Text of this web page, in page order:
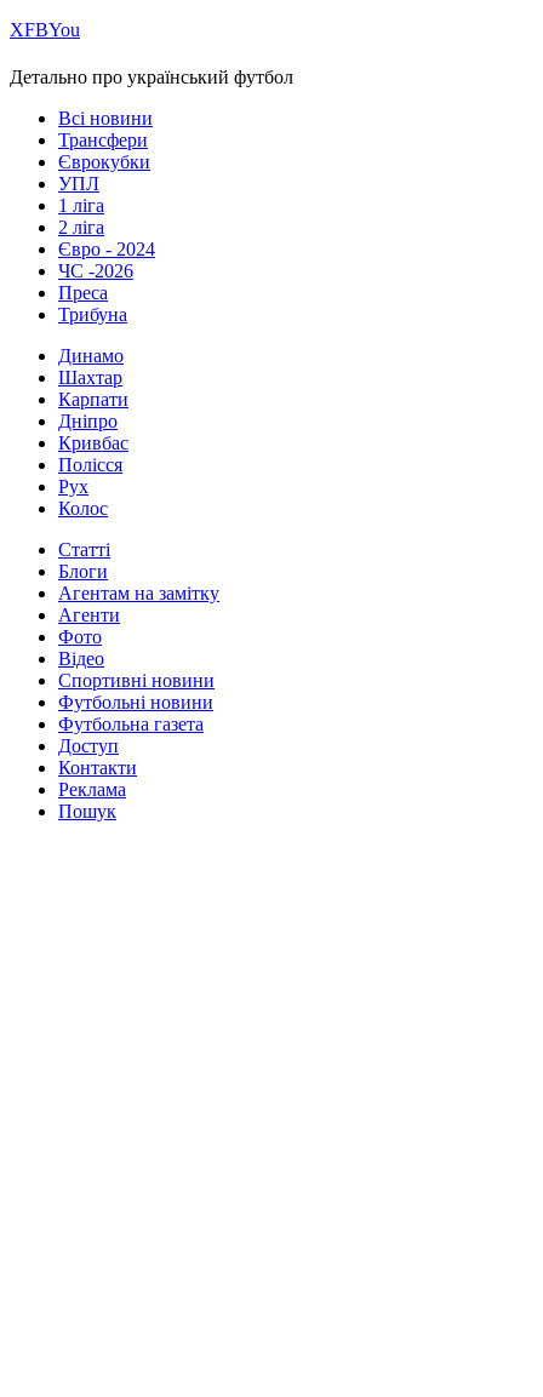
ХFBYou
Детально про український футбол
Всі новини
Трансфери
Єврокубки
УПЛ
1 ліга
2 ліга
Євро - 2024
ЧС -2026
Преса
Трибуна
Динамо
Шахтар
Карпати
Дніпро
Кривбас
Полісся
Рух
Колос
Статті
Блоги
Агентам на замітку
Агенти
Фото
Відео
Спортивні новини
Футбольні новини
Футбольна газета
Доступ
Контакти
Реклама
Пошук